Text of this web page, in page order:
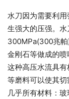
水刀因为需要利
生强大的压强。
300MPa(300兆帕
金刚石等做成的喷
这种高压水流具
等磨料可以使其
几乎所有材料：